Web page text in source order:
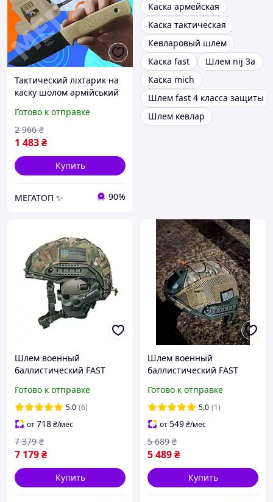
Тактический ліхтарик на
каску шолом армійський
кріпленням для шолома
fast військовий фонарь
для зсу и силових
Готово к отправке
1 483₴
2 966 ₴
Купить
МЕГАТОП ✨ 90%
Каска армейская
Каска тактическая
Кевларовый шлем
Каска fast
Шлем nij 3a
Каска mich
Шлем fast 4 класса защиты
Шлем кевлар
Шлем военный
баллистический FAST
каска + тактические
наушники Walkers олива
Готово к отправке
5.0 (6)
от718₴/мес
7 179₴
7 379 ₴
Купить
Шлем военный
баллистический FAST
тактический защитная
каска
пуленепробиваемая
олива
Готово к отправке
5.0 (1)
от549₴/мес
5 489₴
5 689 ₴
Купить